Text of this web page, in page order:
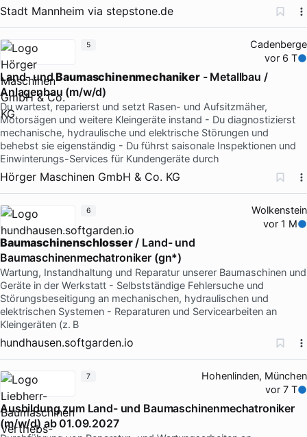
Stadt Mannheim via stepstone.de
Cadenberge
vor 6 T
Land- undBaumaschinenmechaniker- Metallbau /
Anlagenbau (m/w/d)
Du wartest, reparierst und setzt Rasen- und Aufsitzmäher,
Motorsägen und weitere Kleingeräte instand - Du diagnostizierst
mechanische, hydraulische und elektrische Störungen und
behebst sie eigenständig - Du führst saisonale Inspektionen und
Einwinterungs-Services für Kundengeräte durch
Hörger Maschinen GmbH & Co. KG
5
Wolkenstein
vor 1 M
Baumaschinenschlosser/ Land- und
Baumaschinenmechatroniker (gn*)
Wartung, Instandhaltung und Reparatur unserer Baumaschinen und
Geräte in der Werkstatt - Selbstständige Fehlersuche und
Störungsbeseitigung an mechanischen, hydraulischen und
elektrischen Systemen - Reparaturen und Servicearbeiten an
Kleingeräten (z. B
hundhausen.softgarden.io
6
Hohenlinden, München
vor 7 T
Ausbildung zum Land- und Baumaschinenmechatroniker
(m/w/d) ab 01.09.2027
7